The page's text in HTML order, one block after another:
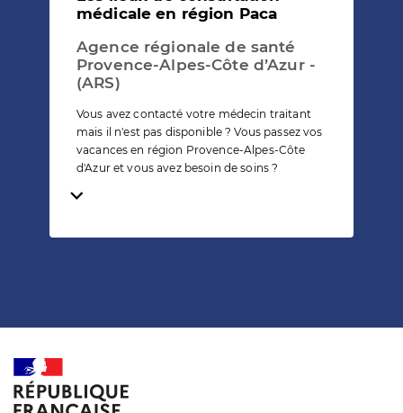
médicale en région Paca
Agence régionale de santé
Provence-Alpes-Côte d’Azur -
(ARS)
Vous avez contacté votre médecin traitant
mais il n'est pas disponible ? Vous passez vos
vacances en région Provence-Alpes-Côte
d'Azur et vous avez besoin de soins ?
Temps de lecture